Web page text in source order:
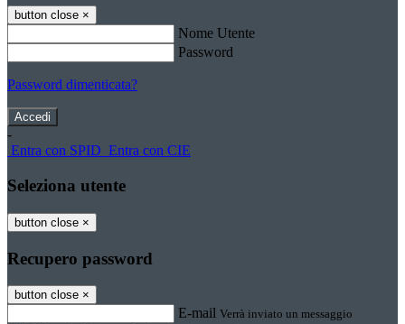
button close ×
Nome Utente
Password
Password dimenticata?
-
Entra con SPID Entra con CIE
Seleziona utente
button close ×
Recupero password
button close ×
E-mail Verrà inviato un messaggio